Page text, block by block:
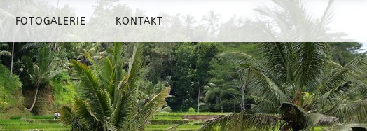
FOTOGALERIE KONTAKT